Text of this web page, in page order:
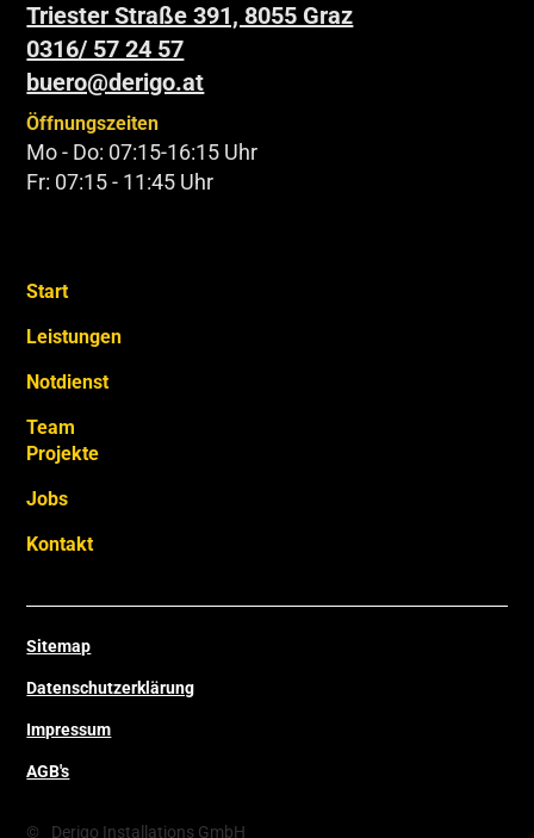
Triester Straße 391, 8055 Graz
0316/ 57 24 57
buero@derigo.at
Öffnungszeiten
Mo - Do: 07:15-16:15 Uhr
Fr: 07:15 - 11:45 Uhr
Start
Leistungen
Notdienst
Team
Projekte
Jobs
Kontakt
Sitemap
Datenschutzerklärung
Impressum
AGB's
© Derigo Installations GmbH